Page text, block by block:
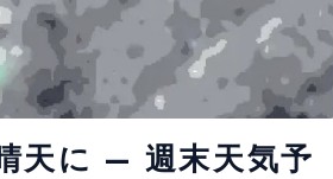
天に — 週末天気予